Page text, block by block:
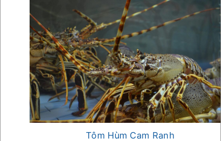
Tôm Hùm Cam Ranh